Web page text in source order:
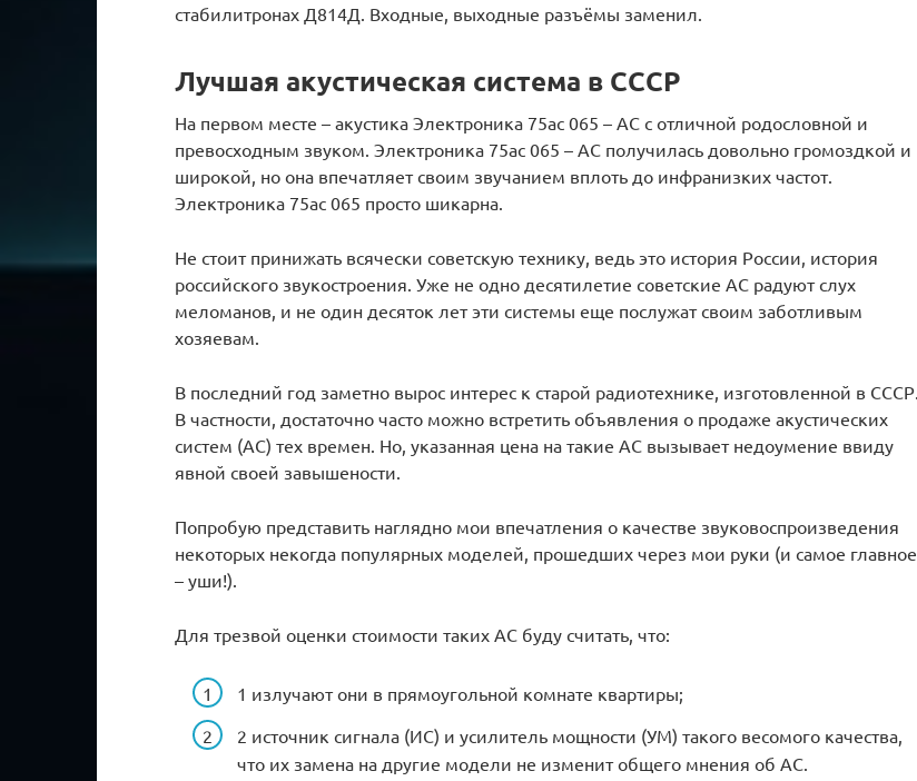
стабилитронах Д814Д. Входные, выходные разъёмы заменил.
Лучшая акустическая система в СССР
На первом месте – акустика Электроника 75ас 065 – АС с отличной родословной и
превосходным звуком. Электроника 75ас 065 – АС получилась довольно громоздкой и
широкой, но она впечатляет своим звучанием вплоть до инфранизких частот.
Электроника 75ас 065 просто шикарна.
Не стоит принижать всячески советскую технику, ведь это история России, история
российского звукостроения. Уже не одно десятилетие советские АС радуют слух
меломанов, и не один десяток лет эти системы еще послужат своим заботливым
хозяевам.
В последний год заметно вырос интерес к старой радиотехнике, изготовленной в СССР.
В частности, достаточно часто можно встретить объявления о продаже акустических
систем (АС) тех времен. Но, указанная цена на такие АС вызывает недоумение ввиду
явной своей завышености.
Попробую представить наглядно мои впечатления о качестве звуковоспроизведения
некоторых некогда популярных моделей, прошедших через мои руки (и самое главное
– уши!).
Для трезвой оценки стоимости таких АС буду считать, что:
1 излучают они в прямоугольной комнате квартиры;
2 источник сигнала (ИС) и усилитель мощности (УМ) такого весомого качества,
что их замена на другие модели не изменит общего мнения об АС.